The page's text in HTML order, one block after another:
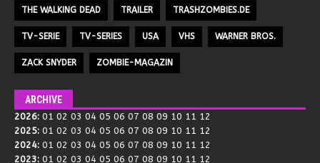
THE WALKING DEAD TRAILER TRASHZOMBIES.DE
TV-SERIE TV-SERIES USA VHS WARNER BROS.
ZACK SNYDER ZOMBIE-MAGAZIN
ARCHIVE
2026: 01 02 03 04 05 06 07 08 09 10 11 12
2025: 01 02 03 04 05 06 07 08 09 10 11 12
2024: 01 02 03 04 05 06 07 08 09 10 11 12
2023: 01 02 03 04 05 06 07 08 09 10 11 12